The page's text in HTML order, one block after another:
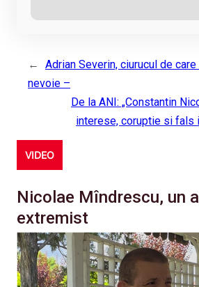
←
Adrian Severin, ciurucul de
nevoie –
De la ANI: „Constantin
interese, coruptie si fals
VIDEO
Nicolae Mîndrescu, un
extremist